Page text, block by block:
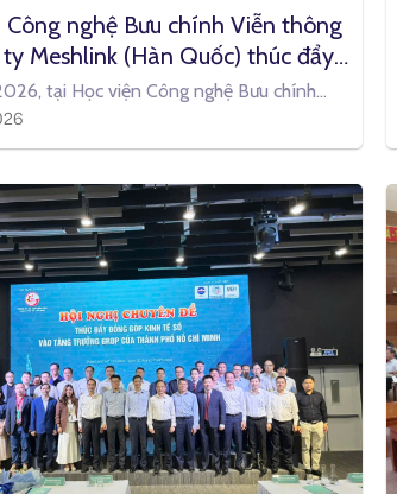
Công nghệ Bưu chính Viễn thông
Meshlink (Hàn Quốc) thúc đẩy
dụng XR và AI trong đào tạo
bán dẫn
tại Học viện Công nghệ Bưu chính
Học viện phối